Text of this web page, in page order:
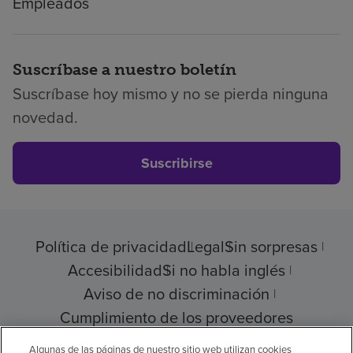
Suscríbase a nuestro boletín
Suscríbase hoy mismo y no se pierda ninguna
novedad.
Suscribirse
Política de privacidadLegalSin sorpresas
AccesibilidadSi no habla inglés
Aviso de no discriminación
Cumplimiento de los proveedores
Algunas de las páginas de nuestro sitio web utilizan cookies